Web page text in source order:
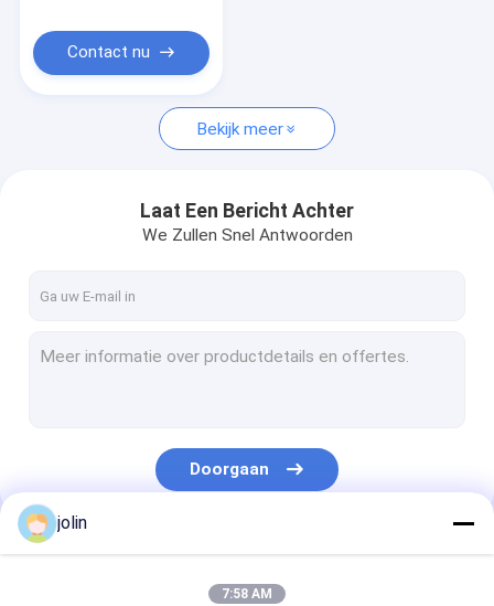
Contact nu
Bekijk meer
Laat Een Bericht Achter
We Zullen Snel Antwoorden
Doorgaan
Onze Categorieën
jolin
7:58 AM